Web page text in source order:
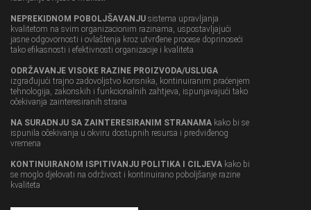
NEPREKIDNOM POBOLJŠAVANJU sistema upravljanja
kvalitetom na svim organizacionim razinama, uspostavljajući
jasne odgovornosti i ovlaštenja kroz utvrđene procese doprinoseći
tako efikasnosti i efektivnosti organizacije i kvaliteta
ODRŽAVANJE VISOKE RAZINE PROIZVODA/USLUGA
izgrađujući trajno zadovoljstvo korisnika, kontinuiranim praćenjem
tehnologija, zakonskih i funkcionalnih zahtjeva, ispunjavajući tako
očekivanja zainteresiranih strana
NA SURADNJU SA ZAINTERESIRANIM STRANAMA kako bi se
ispunila očekivanja u okviru dostupnih resursa i predviđenog
vremena
KONTINUIRANOM ISPITIVANJU POLITIKA I CILJEVA kako bi
se moglo djelovati na održivost i kontinuirano poboljšanje razine
kvaliteta